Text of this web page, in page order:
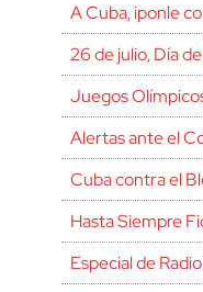
A Cuba, ¡ponle
26 de julio, Día
Juegos
Alertas ante el
Cuba contra el
Hasta Siempre
Especial de